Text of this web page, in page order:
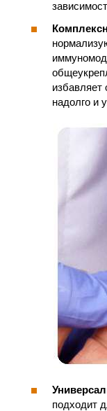
избавляет
надолго и
подходит